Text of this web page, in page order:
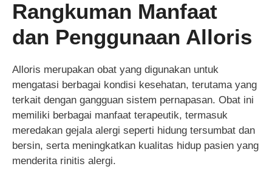
Rangkuman Manfaat
dan Penggunaan Alloris
Alloris merupakan obat yang digunakan untuk
mengatasi berbagai kondisi kesehatan, terutama yang
terkait dengan gangguan sistem pernapasan. Obat ini
memiliki berbagai manfaat terapeutik, termasuk
meredakan gejala alergi seperti hidung tersumbat dan
bersin, serta meningkatkan kualitas hidup pasien yang
menderita rinitis alergi.